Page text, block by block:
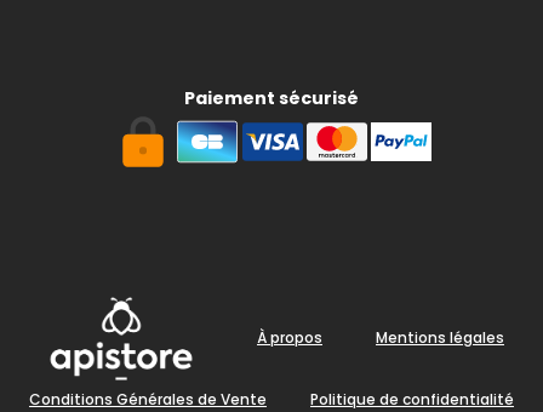
Paiement sécurisé
À propos Mentions légales
Conditions Générales de Vente Politique de confidentialité